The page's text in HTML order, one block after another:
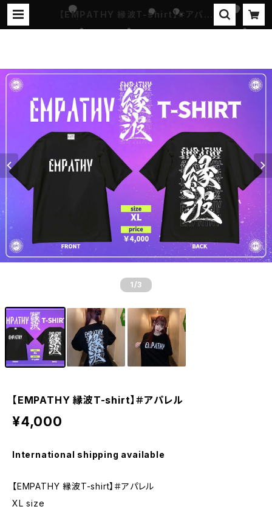
【EMPATHY 縁波T-shirt】＃アパレ
1 /3
【EMPATHY 縁波T-shirt】＃アパレル
¥4,000
International shipping available
【EMPATHY 縁波T-shirt】＃アパレル
XL size